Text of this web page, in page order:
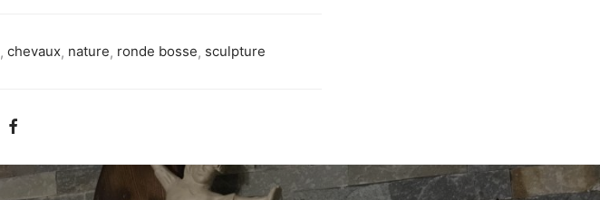
, chevaux, nature, ronde bosse, sculpture